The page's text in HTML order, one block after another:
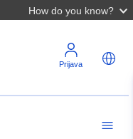
How do you know?
Prijava